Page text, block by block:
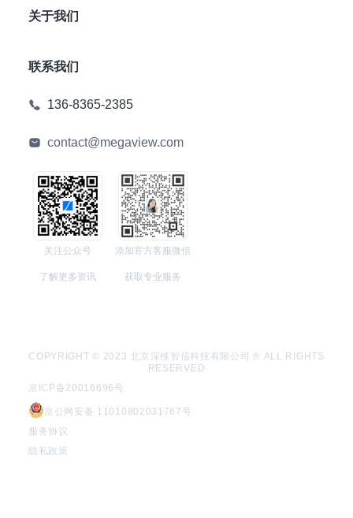
关于我们
联系我们
136-8365-2385
contact@megaview.com
关注公众号
了解更多资讯
添加官方客服微信
获取专业服务
COPYRIGHT © 2023 北京深维智信科技有限公司 ® ALL RIGHTS
RESERVED
京ICP备20016696号
京公网安备 11010802031767号
服务协议
隐私政策